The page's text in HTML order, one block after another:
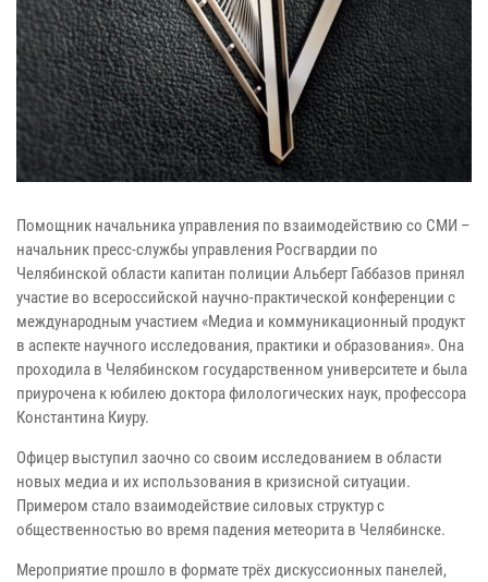
Помощник начальника управления по взаимодействию со СМИ –
начальник пресс-службы управления Росгвардии по
Челябинской области капитан полиции Альберт Габбазов принял
участие во всероссийской научно-практической конференции с
международным участием «Медиа и коммуникационный продукт
в аспекте научного исследования, практики и образования». Она
проходила в Челябинском государственном университете и была
приурочена к юбилею доктора филологических наук, профессора
Константина Киуру.
Офицер выступил заочно со своим исследованием в области
новых медиа и их использования в кризисной ситуации.
Примером стало взаимодействие силовых структур с
общественностью во время падения метеорита в Челябинске.
Мероприятие прошло в формате трёх дискуссионных панелей,